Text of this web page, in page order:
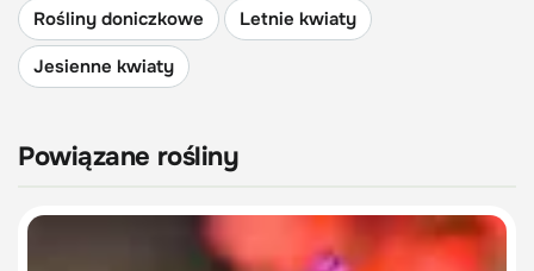
Rośliny doniczkowe
Letnie kwiaty
Jesienne kwiaty
Powiązane rośliny